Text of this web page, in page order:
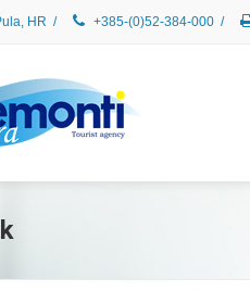
HR / +385-(0)52-384-000 /